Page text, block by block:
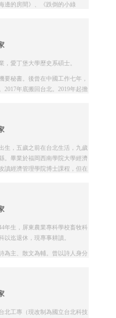
邊的房間》、《跌倒的小綠
，愛丁堡大學歷史系碩士。
要秘書。後曾在中國工作七年，
年底搬回台北。2019年起擔
生，五歲之前在台北生活，九歲
。畢業於福岡西南學院大學經濟
讀經濟管理學院博士課程，但在
年生，屏東農業專科學校畜牧科
以迄退休，現專事耕讀。
為主、散文為輔。曾以詩人身分
北工專（現改制為國立台北科技